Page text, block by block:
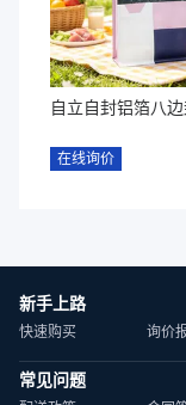
自立自封铝箔八
在线询价
新手上路
快速购买 询价
常见问题